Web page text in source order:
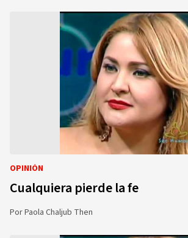
OPINIÓN
Cualquiera pierde la fe
PorPaola Chaljub Then